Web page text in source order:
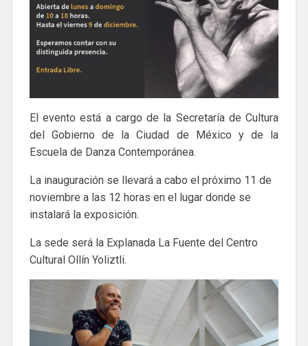
El evento está a cargo de la Secretaría de Cultura
del Gobierno de la Ciudad de México y de la
Escuela de Danza Contemporánea.
La inauguración se llevará a cabo el próximo 11 de
noviembre a las 12 horas en el lugar donde se
instalará la exposición.
La sede será la Explanada La Fuente del Centro
Cultural Ollín Yoliztli.